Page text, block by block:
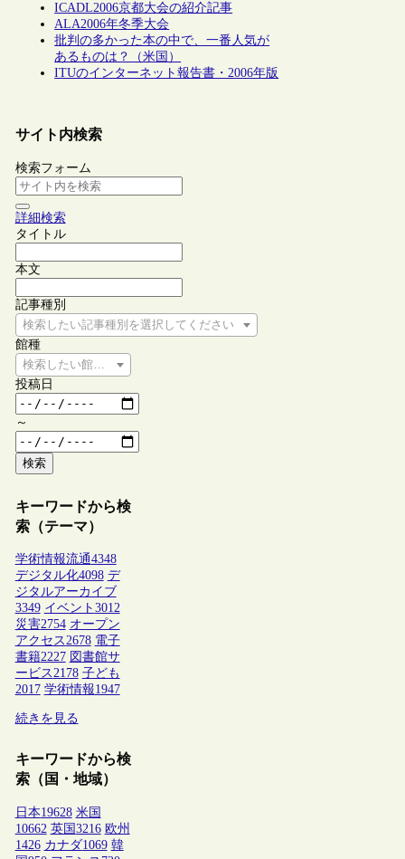
ICADL2006京都大会の紹介記事
ALA2006年冬季大会
批判の多かった本の中で、一番人気が
あるものは？（米国）
ITUのインターネット報告書・2006年版
サイト内検索
検索フォーム
詳細検索
タイトル
本文
記事種別
検索したい記事種別を選択してください
館種
検索したい館種を選択してください
投稿日
～
検索
キーワードから検
索（テーマ）
学術情報流通4348
デジタル化4098 デ
ジタルアーカイブ
3349 イベント 3012
災害2754 オープン
アクセス2678 電子
書籍2227 図書館サ
ービス2178 子ども
2017 学術情報1947
続きを見る
キーワードから検
索（国・地域）
日本19628 米国
10662 英国 3216 欧州
1426 カナダ1069 韓